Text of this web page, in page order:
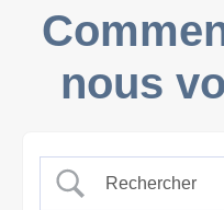
nous